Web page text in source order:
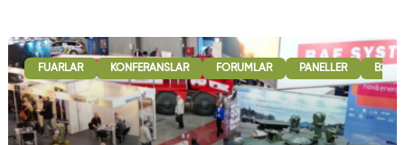
FUARLAR KONFERANSLAR FORUMLAR PANELLER B2B